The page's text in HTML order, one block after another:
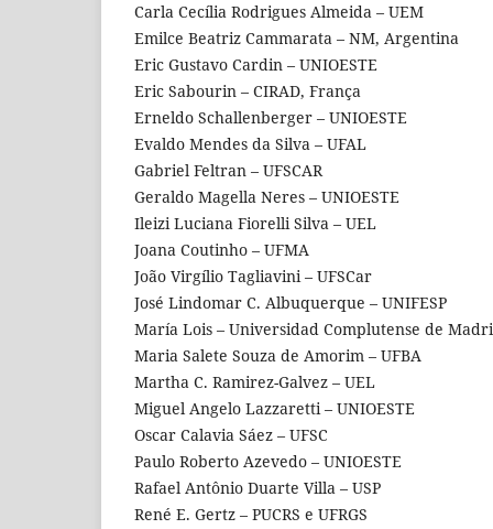
Carla Cecília Rodrigues Almeida – UEM
Emilce Beatriz Cammarata – NM, Argentina
Eric Gustavo Cardin – UNIOESTE
Eric Sabourin – CIRAD, França
Erneldo Schallenberger – UNIOESTE
Evaldo Mendes da Silva – UFAL
Gabriel Feltran – UFSCAR
Geraldo Magella Neres – UNIOESTE
Ileizi Luciana Fiorelli Silva – UEL
Joana Coutinho – UFMA
João Virgílio Tagliavini – UFSCar
José Lindomar C. Albuquerque – UNIFESP
María Lois – Universidad Complutense de
Maria Salete Souza de Amorim – UFBA
Martha C. Ramirez-Galvez – UEL
Miguel Angelo Lazzaretti – UNIOESTE
Oscar Calavia Sáez – UFSC
Paulo Roberto Azevedo – UNIOESTE
Rafael Antônio Duarte Villa – USP
René E. Gertz – PUCRS e UFRGS